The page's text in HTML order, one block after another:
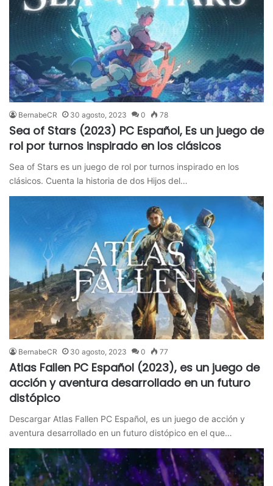
BernabeCR 30 agosto, 2023 0 78
Sea of ​​Stars (2023) PC Español, Es un juego de
rol por turnos inspirado en los clásicos
Sea of ​​Stars es un juego de rol por turnos inspirado en los
clásicos. Cuenta la historia de dos Hijos del…
BernabeCR 30 agosto, 2023 0 77
Atlas Fallen PC Español (2023), es un juego de
acción y aventura desarrollado en un futuro
distópico
Descargar Atlas Fallen PC Español, es un juego de acción y
aventura desarrollado en un futuro distópico en el que…